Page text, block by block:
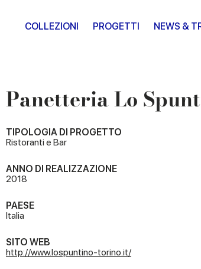
COLLEZIONI PROGETTI NEWS &
Panetteria Lo
TIPOLOGIA DI PROGETTO
Ristoranti e Bar
ANNO DI REALIZZAZIONE
2018
PAESE
Italia
SITO WEB
http://www.lospuntino-torino.it/